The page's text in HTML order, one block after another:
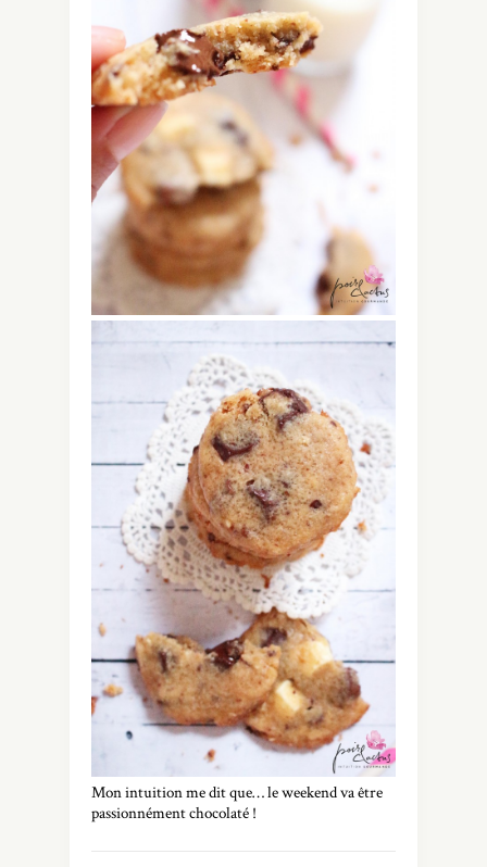
Mon intuition me dit que… le weekend va être
passionnément chocolaté !